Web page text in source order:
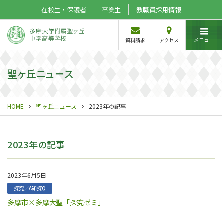
在校生・保護者 卒業生 教職員採用情報
資料請求 アクセス メニュー
聖ヶ丘ニュース
HOME 聖ヶ丘ニュース 2023年の記事
2023年の記事
2023年6月5日
探究／A知探Q
多摩市×多摩大聖「探究ゼミ」